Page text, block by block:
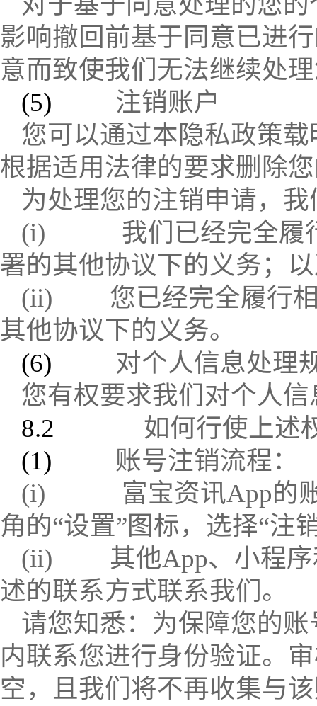
影响撤回前基于同意已进
意而致使我们无法继续处
(5) 注销账户
您可以通过本隐私政策
根据适用法律的要求删除
为处理您的注销申请，
(i) 我们已经完全履
署的其他协议下的义务；
(ii) 您已经完全履行
其他协议下的义务。
(6) 对个人信息处理
您有权要求我们对个人
8.2 如何行使上述
(1) 账号注销流程：
(i) 富宝资讯App的
角的“设置”图标，选择“注
(ii) 其他App、小程
述的联系方式联系我们。
请您知悉：为保障您的
内联系您进行身份验证。
空，且我们将不再收集与